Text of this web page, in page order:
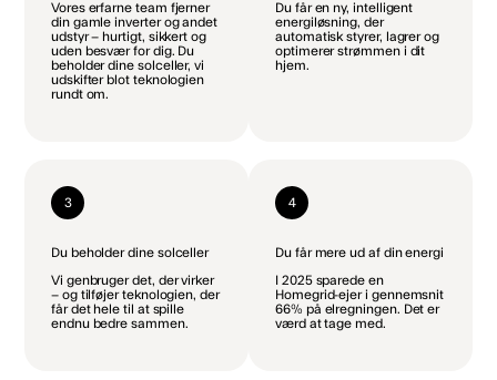
Vores erfarne team fjerner
din gamle inverter og andet
udstyr – hurtigt, sikkert og
uden besvær for dig. Du
beholder dine solceller, vi
udskifter blot teknologien
rundt om.
Du får en ny, intelligent
energiløsning, der
automatisk styrer, lagrer og
optimerer strømmen i dit
hjem.
3
Du beholder dine solceller
Vi genbruger det, der virker
– og tilføjer teknologien, der
får det hele til at spille
endnu bedre sammen.
4
Du får mere ud af din energi
I 2025 sparede en
Homegrid-ejer i gennemsnit
66% på elregningen. Det er
værd at tage med.